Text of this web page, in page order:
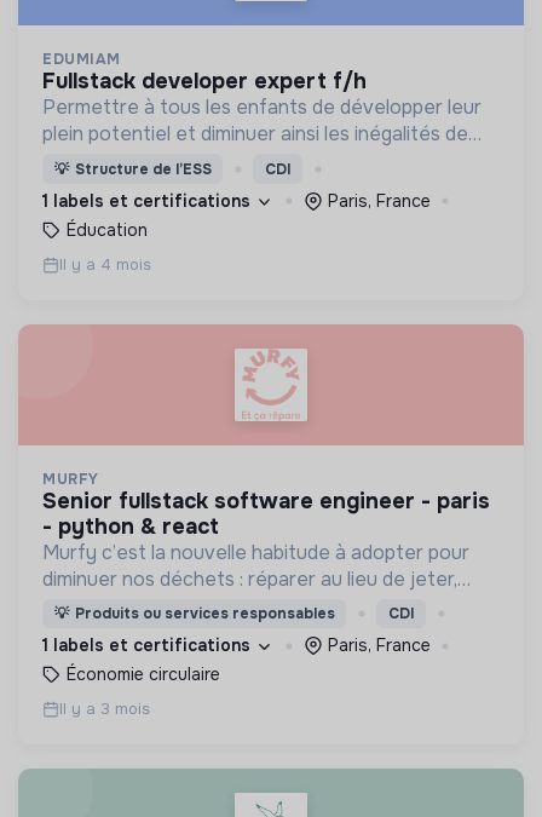
EDUMIAM
fullstack developer expert f/h
Permettre à tous les enfants de développer leur
plein potentiel et diminuer ainsi les inégalités de
destin...rien que ça !
💡 Structure de l’ESS CDI
1 labels et certifications
Paris, France
Éducation
Il y a 4 mois
MURFY
senior fullstack software engineer - paris
- python & react
Murfy c’est la nouvelle habitude à adopter pour
diminuer nos déchets : réparer au lieu de jeter,
remettre en état pour prolonger la durée de vie
de nos appareils et s’équiper en reconditionné.
💡 Produits ou services responsables CDI
1 labels et certifications
Paris, France
Économie circulaire
Il y a 3 mois